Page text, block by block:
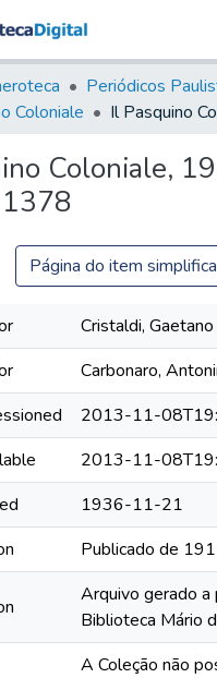
&
Coleções
Tudo na
Digital
Periódicos
Coloniale
Coloniale,
Página do item
Cristaldi, Gaetano
Carbonaro,
2013-11-
2013-11-
1936-11-21
Publicado de
Arquivo gerado a
Biblioteca Mário
A Coleção não